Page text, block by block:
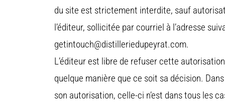
du site est strictement interdite, sauf
l’éditeur, sollicitée par courriel à l’adresse
getintouch@distilleriedupeyrat.com.
L’éditeur est libre de refuser cette
quelque manière que ce soit sa décision.
son autorisation, celle-ci n’est dans tous les